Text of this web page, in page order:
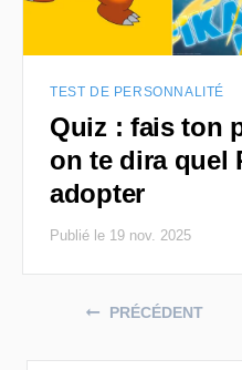
TEST DE PERSONNALITÉ
Quiz : fais ton
on te dira quel
adopter
Publié le 19 nov. 2025
Posts navigation
PRÉCÉDENT